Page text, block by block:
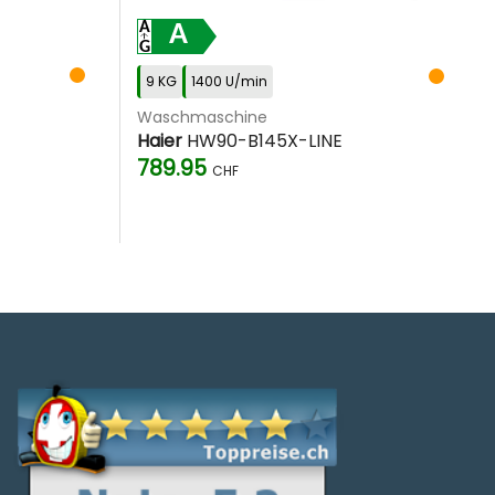
A
9 KG 1400 U/min
Waschmaschine
Haier HW90-B145X-LINE
789.95CHF